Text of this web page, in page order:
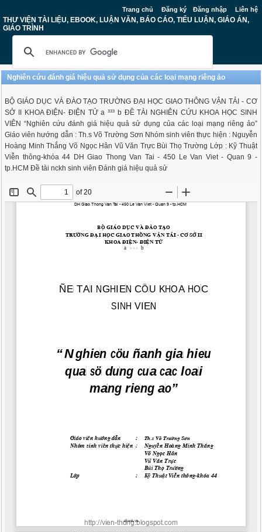
Trang chủ Đăng ký Đăng nhập Liên hệ
THƯ VIỆN TÀI LIỆU, EBOOK, LUẬN VĂN, BÁO CÁO, TIỂU LUẬN, GIÁO ÁN,
GIÁO TRÌNH
Nghiên cứu đánh giá hiệu quả sử dụng của các loại mạng riêng ảo
BỘ GIÁO DỤC VÀ ĐÀO TẠO TRƯỜNG ĐẠI HỌC GIAO THÔNG VẬN TẢI - CƠ
SỞ II KHOA ĐIỆN- ĐIỆN TỬ a ³³³ b ĐỀ TÀI NGHIÊN CỨU KHOA HỌC SINH
VIÊN “Nghiên cứu đánh giá hiệu quả sử dụng của các loại mạng riêng ảo”
Giáo viên hướng dẫn : Th.s Võ Trường Sơn Nhóm sinh viên thực hiện : Nguyễn
Hoàng Minh Thắng Võ Ngọc Hân Vũ Văn Trực Bùi Thọ Trường Lớp : Kỹ Thuật
Viễn thông-khóa 44 DH Giao Thong Van Tai - 450 Le Van Viet - Quan 9 -
tp.HCM Đề tài nckh sinh viên Đánh giá hiệu quả sử